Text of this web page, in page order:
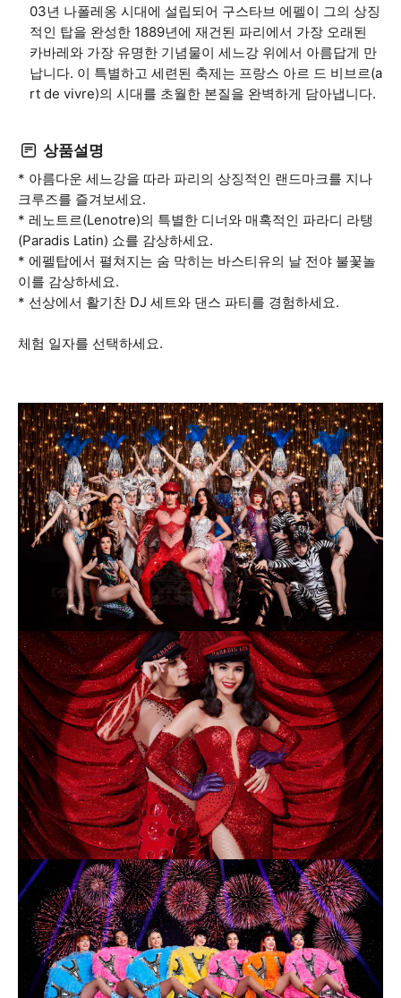
03년 나폴레옹 시대에 설립되어 구스타브 에펠이 그의 상징
적인 탑을 완성한 1889년에 재건된 파리에서 가장 오래된
카바레와 가장 유명한 기념물이 세느강 위에서 아름답게 만
납니다. 이 특별하고 세련된 축제는 프랑스 아르 드 비브르(a
rt de vivre)의 시대를 초월한 본질을 완벽하게 담아냅니다.
상품설명
* 아름다운 세느강을 따라 파리의 상징적인 랜드마크를 지나
크루즈를 즐겨보세요.
* 레노트르(Lenotre)의 특별한 디너와 매혹적인 파라디 라탱
(Paradis Latin) 쇼를 감상하세요.
* 에펠탑에서 펼쳐지는 숨 막히는 바스티유의 날 전야 불꽃놀
이를 감상하세요.
* 선상에서 활기찬 DJ 세트와 댄스 파티를 경험하세요.
체험 일자를 선택하세요.